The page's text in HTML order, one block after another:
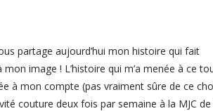
partage aujourd’hui mon histoire qui fait
mon image ! L’histoire qui m’a menée à ce
à mon compte (pas vraiment sûre de ce
couture deux fois par semaine à la MJC de